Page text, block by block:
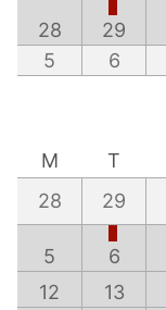
28 29
5
6
M
T
28
29
5 6
12
13